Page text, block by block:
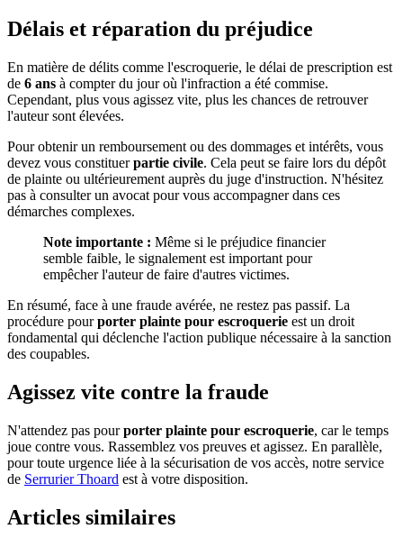
Délais et réparation du préjudice
En matière de délits comme l'escroquerie, le délai de prescription est
de 6 ans à compter du jour où l'infraction a été commise.
Cependant, plus vous agissez vite, plus les chances de retrouver
l'auteur sont élevées.
Pour obtenir un remboursement ou des dommages et intérêts, vous
devez vous constituerpartie civile. Cela peut se faire lors du dépôt
de plainte ou ultérieurement auprès du juge d'instruction. N'hésitez
pas à consulter un avocat pour vous accompagner dans ces
démarches complexes.
Note importante : Même si le préjudice financier
semble faible, le signalement est important pour
empêcher l'auteur de faire d'autres victimes.
En résumé, face à une fraude avérée, ne restez pas passif. La
procédure pourporter plainte pour escroquerie est un droit
fondamental qui déclenche l'action publique nécessaire à la sanction
des coupables.
Agissez vite contre la fraude
N'attendez pas pourporter plainte pour escroquerie, car le temps
joue contre vous. Rassemblez vos preuves et agissez. En parallèle,
pour toute urgence liée à la sécurisation de vos accès, notre service
de Serrurier Thoard est à votre disposition.
Articles similaires